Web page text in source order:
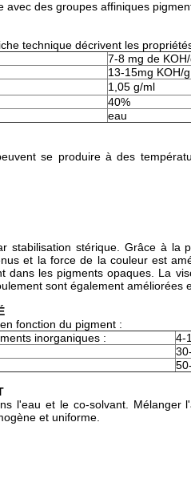
des groupes affiniques
technique décrivent les
7-8 mg de
13-15mg KOH/g
1,05 g/ml
40%
eau
se produire à des
stabilisation stérique. Grâce à
et la force de la couleur est
dans les pigments opaques. La
sont également améliorées
fonction du pigment :
inorganiques :
4-
l'eau et le co-solvant.
et uniforme.